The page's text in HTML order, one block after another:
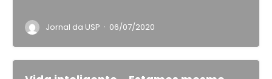
Jornal da USP · 06/07/2020